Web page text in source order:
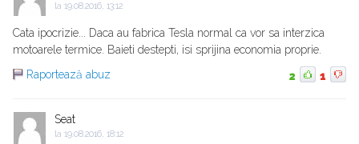
la 19.08.2016, 13:12
Cata ipocrizie... Daca au fabrica Tesla normal ca vor sa interzica
motoarele termice. Baieti destepti, isi sprijina economia proprie.
Raportează abuz
2 1
Seat
la 19.08.2016, 18:12